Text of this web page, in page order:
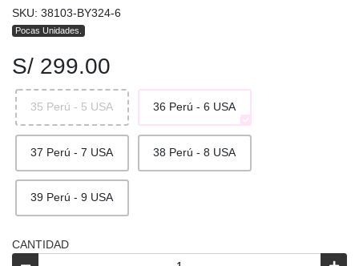
SKU: 38103-BY324-6
Pocas Unidades.
S/ 299.00
35 Perú - 5 USA 36 Perú - 6 USA
37 Perú - 7 USA 38 Perú - 8 USA
39 Perú - 9 USA
CANTIDAD